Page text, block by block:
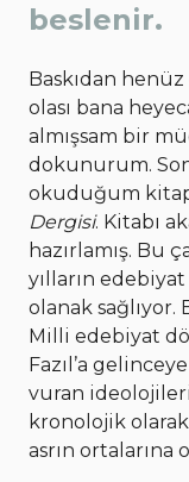
beslenir.
Baskıdan
olası bana
almışsam bir
dokunurum.
okuduğum
Dergisi. Kitabı
hazırlamış. Bu
yılların
olanak sağlıyor.
Milli edebiyat
Fazıl’a
vuran
kronolojik
asrın ortalarına